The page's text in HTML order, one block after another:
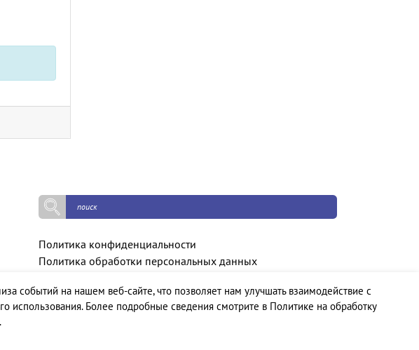
Политика конфиденциальности
Политика обработки персональных данных
событий на нашем веб-сайте, что позволяет нам улучшать взаимодействие с
использования. Более подробные сведения смотрите в Политике на обработку